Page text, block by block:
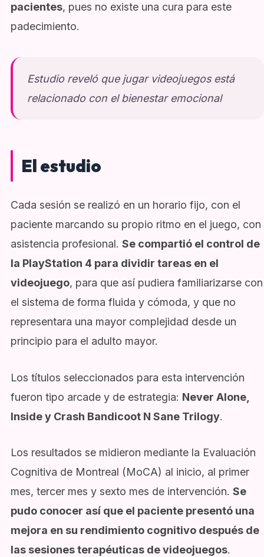
pacientes, pues no existe una cura para este
padecimiento.
Estudio reveló que jugar videojuegos está
relacionado con el bienestar emocional
El estudio
Cada sesión se realizó en un horario fijo, con el
paciente marcando su propio ritmo en el juego, con
asistencia profesional. Se compartió el control de
la PlayStation 4 para dividir tareas en el
videojuego, para que así pudiera familiarizarse con
el sistema de forma fluida y cómoda, y que no
representara una mayor complejidad desde un
principio para el adulto mayor.
Los títulos seleccionados para esta intervención
fueron tipo arcade y de estrategia: Never Alone,
Inside y Crash Bandicoot N Sane Trilogy.
Los resultados se midieron mediante la Evaluación
Cognitiva de Montreal (MoCA) al inicio, al primer
mes, tercer mes y sexto mes de intervención. Se
pudo conocer así que el paciente presentó una
mejora en su rendimiento cognitivo después de
las sesiones terapéuticas de videojuegos.